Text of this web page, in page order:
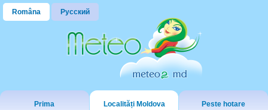
Româna Русский
Prima Localități Moldova Peste hotare